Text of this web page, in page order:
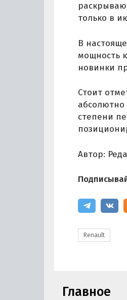
только в
В
мощность
новинки
Стоит
абсолютно
степени
Автор:
Renault
Главное